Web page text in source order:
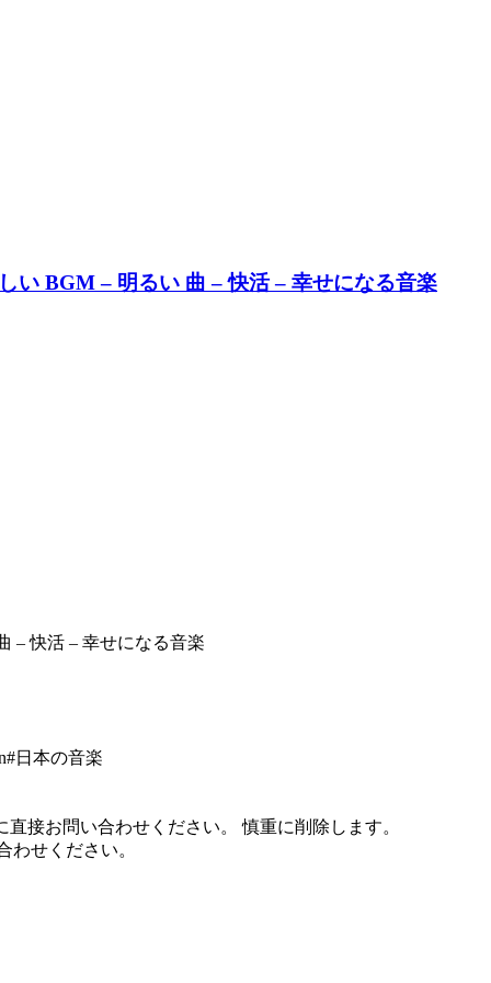
い BGM – 明るい 曲 – 快活 – 幸せになる音楽
– 快活 – 幸せになる音楽
日本の音楽
接お問い合わせください。 慎重に削除します。
わせください。